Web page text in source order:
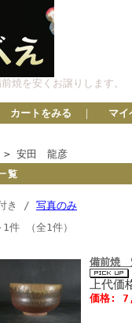
焼を安くお譲りします。
カートをみる ｜ マイ
> 安田 龍彦
覧
き / 写真のみ
1件 （全1件）
備前焼
上代
価格: